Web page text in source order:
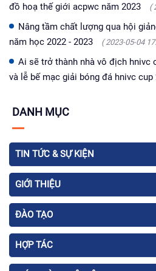
đồ hoạ thế giới acpwc năm 2023
(
Nâng tầm chất lượng qua hội
năm học 2022 - 2023
( 2023-05-04
Ai sẽ trở thành nhà vô địch hnivc
và lễ bế mạc giải bóng đá hnivc cup
DANH MỤC
TIN TỨC & SỰ KIỆN
GIỚI THIỆU
ĐÀO TẠO
HỢP TÁC